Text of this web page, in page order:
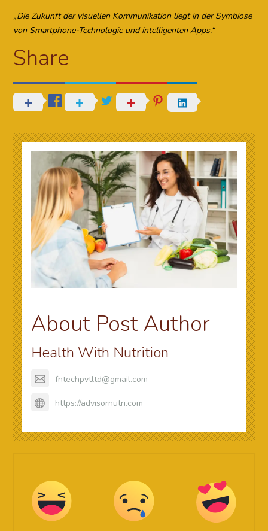
„Die Zukunft der visuellen Kommunikation liegt in der Symbiose
von Smartphone-Technologie und intelligenten Apps.“
Share
About Post Author
Health With Nutrition
fntechpvtltd@gmail.com
https://advisornutri.com